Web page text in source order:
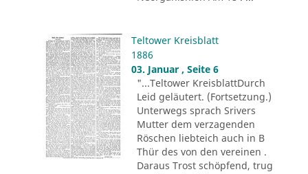
Teltower Kreisblatt
1886
03. Januar , Seite 6
"...Teltower KreisblattDurch
Leid geläutert. (Fortsetzung.)
Unterwegs sprach Srivers
Mutter dem verzagenden
Röschen liebteich auch in B
Thür des von den vereinen .
Daraus Trost schöpfend, trug